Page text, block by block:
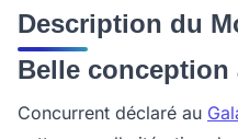
Description du
Belle conception
Concurrent déclaré au